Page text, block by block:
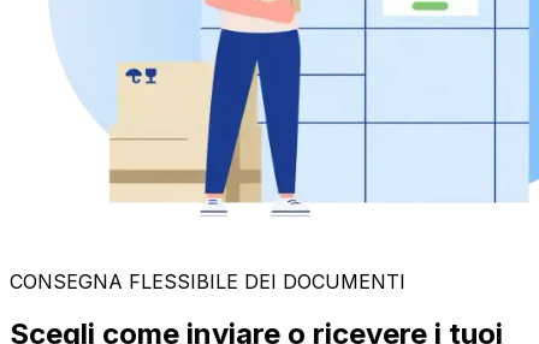
CONSEGNA FLESSIBILE DEI DOCUMENTI
Scegli come inviare o ricevere i tuoi